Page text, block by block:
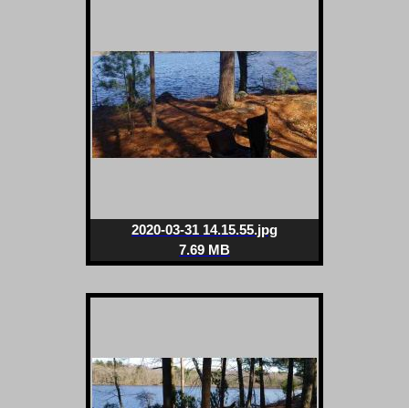
2020-03-31 14.15.55.jpg
7.69 MB